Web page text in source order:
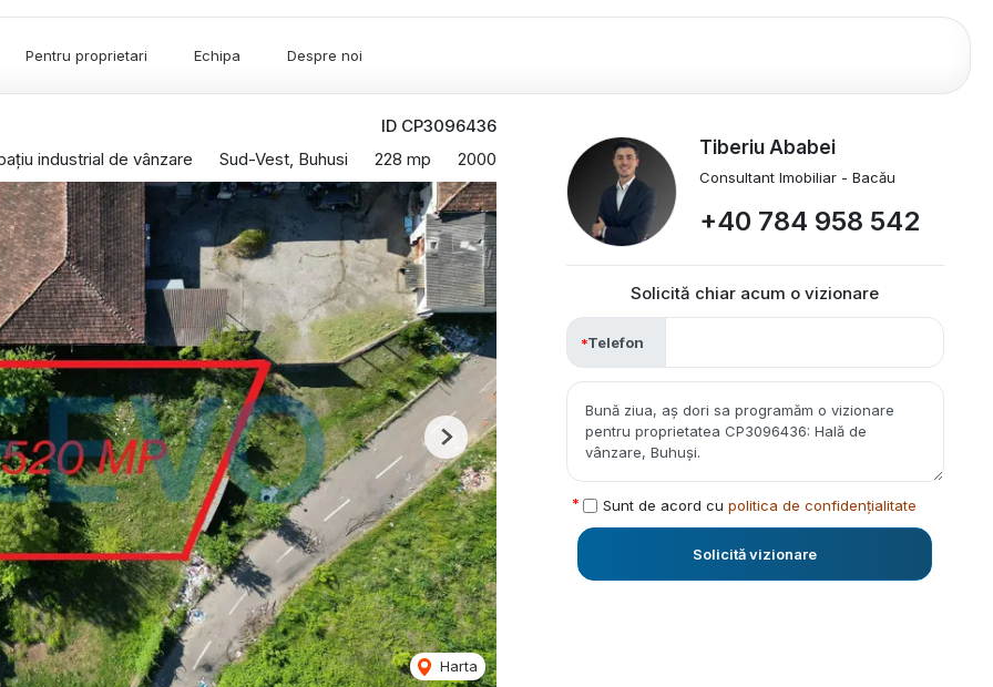
Pentru proprietari Echipa Despre noi
ID CP3096436
industrial de vânzare Sud-Vest, Buhusi 228 mp 2000
Harta
Next
Tiberiu Ababei
Consultant Imobiliar - Bacău
+40 784 958 542
Solicită chiar acum o vizionare
Telefon
Sunt de acord cu politica de confidențialitate
Solicită vizionare